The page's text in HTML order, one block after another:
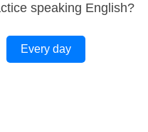
speaking English?
Every day